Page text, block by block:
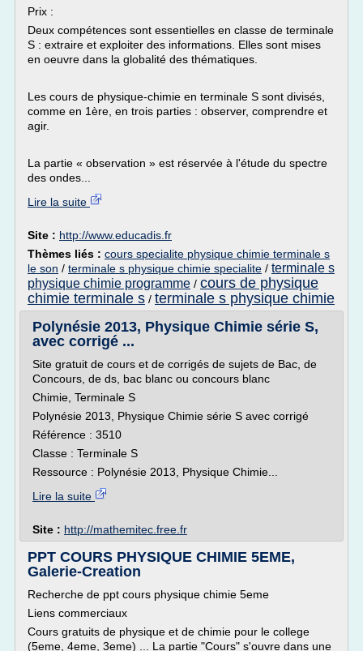
Prix :
Deux compétences sont essentielles en classe de terminale
S : extraire et exploiter des informations. Elles sont mises
en oeuvre dans la globalité des thématiques.
Les cours de physique-chimie en terminale S sont divisés,
comme en 1ère, en trois parties : observer, comprendre et
agir.
La partie « observation » est réservée à l'étude du spectre
des ondes...
Lire la suite
Site : http://www.educadis.fr
Thèmes liés : cours specialite physique chimie terminale s
le son / terminale s physique chimie specialite / terminale s
physique chimie programme / cours de physique
chimie terminale s / terminale s physique chimie
Polynésie 2013, Physique Chimie série S,
avec corrigé ...
Site gratuit de cours et de corrigés de sujets de Bac, de
Concours, de ds, bac blanc ou concours blanc
Chimie, Terminale S
Polynésie 2013, Physique Chimie série S avec corrigé
Référence : 3510
Classe : Terminale S
Ressource : Polynésie 2013, Physique Chimie...
Lire la suite
Site : http://mathemitec.free.fr
PPT COURS PHYSIQUE CHIMIE 5EME,
Galerie-Creation
Recherche de ppt cours physique chimie 5eme
Liens commerciaux
Cours gratuits de physique et de chimie pour le college
(5eme, 4eme, 3eme) ... La partie "Cours" s'ouvre dans une